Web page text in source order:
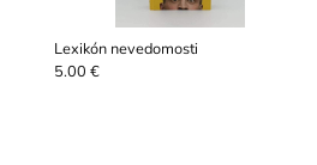
Lexikón nevedomosti
5.00 €